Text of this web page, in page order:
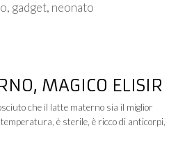
, gadget, neonato
MAGICO ELISIR
che il latte materno sia il miglior
è sterile, è ricco di anticorpi,